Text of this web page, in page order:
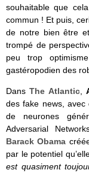
souhaitable que
commun ! Et puis,
de notre bien être
trompé de
peu trop
gastéropodien des
DansThe Atlantic,
des fake news, avec
de neurones
Adversarial
Barack Obama
par le potentiel
est quasiment